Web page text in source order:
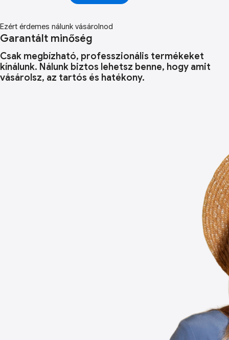
Ezért érdemes nálunk vásárolnod
Garantált minőség
Csak megbízható, professzionális termékeket
kínálunk. Nálunk biztos lehetsz benne, hogy amit
vásárolsz, az tartós és hatékony.